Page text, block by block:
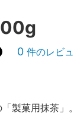
ダー・紅茶パ
0 件のレビ
製菓用抹茶